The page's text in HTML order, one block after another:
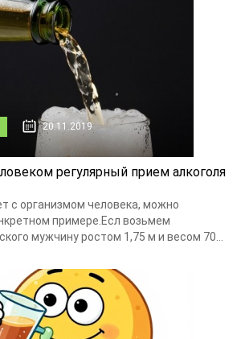
20.11.2019
регулярный прием алкоголя
с организмом человека, можно
примере.Есл возьмем
мужчину ростом 1,75 м и весом 70...